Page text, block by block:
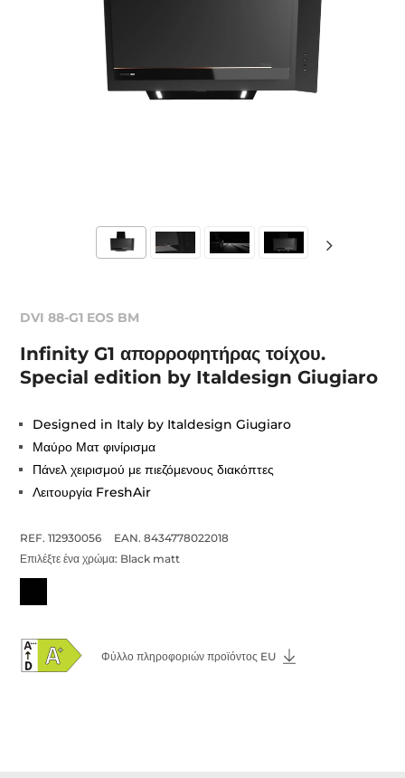
DVI 88-G1 EOS BM
Infinity G1 απορροφητήρας τοίχου.
Special edition by Italdesign Giugiaro
Designed in Italy by Italdesign Giugiaro
Μαύρο Ματ φινίρισμα
Πάνελ χειρισμού με πιεζόμενους διακόπτες
Λειτουργία FreshAir
REF. 112930056
EAN. 8434778022018
Επιλέξτε ένα χρώμα: Black matt
Φύλλο πληροφοριών προϊόντος EU